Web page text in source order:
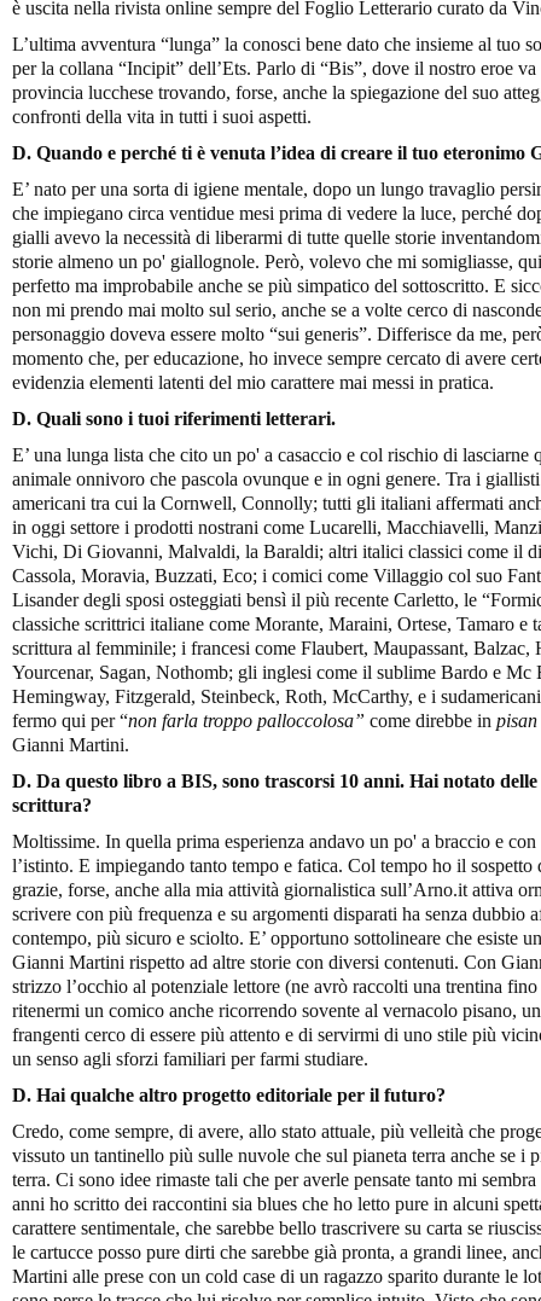
è uscita nella rivista online sempre del Foglio Letterario curato da
L’ultima avventura “lunga” la conosci bene dato che insieme al tuo
per la collana “Incipit” dell’Ets. Parlo di “Bis”, dove il nostro eroe
provincia lucchese trovando, forse, anche la spiegazione del suo
confronti della vita in tutti i suoi aspetti.
D. Quando e perché ti è venuta l’idea di creare il tuo eteronimo
E’ nato per una sorta di igiene mentale, dopo un lungo travaglio
che impiegano circa ventidue mesi prima di vedere la luce, perché
gialli avevo la necessità di liberarmi di tutte quelle storie
storie almeno un po' giallognole. Però, volevo che mi somigliasse,
perfetto ma improbabile anche se più simpatico del sottoscritto. E
non mi prendo mai molto sul serio, anche se a volte cerco di
personaggio doveva essere molto “sui generis”. Differisce da me,
momento che, per educazione, ho invece sempre cercato di avere
evidenzia elementi latenti del mio carattere mai messi in pratica.
D. Quali sono i tuoi riferimenti letterari.
E’ una lunga lista che cito un po' a casaccio e col rischio di lasciarne
animale onnivoro che pascola ovunque e in ogni genere. Tra i
americani tra cui la Cornwell, Connolly; tutti gli italiani affermati
in oggi settore i prodotti nostrani come Lucarelli, Macchiavelli,
Vichi, Di Giovanni, Malvaldi, la Baraldi; altri italici classici come il
Cassola, Moravia, Buzzati, Eco; i comici come Villaggio col suo
Lisander degli sposi osteggiati bensì il più recente Carletto, le
classiche scrittrici italiane come Morante, Maraini, Ortese, Tamaro e
scrittura al femminile; i francesi come Flaubert, Maupassant, Balzac,
Yourcenar, Sagan, Nothomb; gli inglesi come il sublime Bardo e Mc
Hemingway, Fitzgerald, Steinbeck, Roth, McCarthy, e i
fermo qui per “non farla troppo palloccolosa” come direbbe in
Gianni Martini.
D. Da questo libro a BIS, sono trascorsi 10 anni. Hai notato
scrittura?
Moltissime. In quella prima esperienza andavo un po' a braccio e
l’istinto. E impiegando tanto tempo e fatica. Col tempo ho il
grazie, forse, anche alla mia attività giornalistica sull’Arno.it attiva
scrivere con più frequenza e su argomenti disparati ha senza dubbio
contempo, più sicuro e sciolto. E’ opportuno sottolineare che esiste
Gianni Martini rispetto ad altre storie con diversi contenuti. Con
strizzo l’occhio al potenziale lettore (ne avrò raccolti una trentina
ritenermi un comico anche ricorrendo sovente al vernacolo pisano,
frangenti cerco di essere più attento e di servirmi di uno stile più
un senso agli sforzi familiari per farmi studiare.
D. Hai qualche altro progetto editoriale per il futuro?
Credo, come sempre, di avere, allo stato attuale, più velleità che
vissuto un tantinello più sulle nuvole che sul pianeta terra anche se i
terra. Ci sono idee rimaste tali che per averle pensate tanto mi
anni ho scritto dei raccontini sia blues che ho letto pure in alcuni
carattere sentimentale, che sarebbe bello trascrivere su carta se
le cartucce posso pure dirti che sarebbe già pronta, a grandi linee,
Martini alle prese con un cold case di un ragazzo sparito durante le